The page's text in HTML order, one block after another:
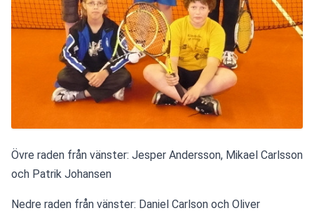
Övre raden från vänster: Jesper Andersson, Mikael Carlsson
och Patrik Johansen
Nedre raden från vänster: Daniel Carlson och Oliver